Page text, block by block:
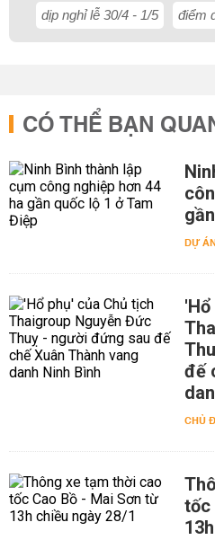
dịp nghỉ lễ 30/4 - 1/5 điểm
CÓ THỂ BẠN
DỰ
đế
CHỦ
tốc